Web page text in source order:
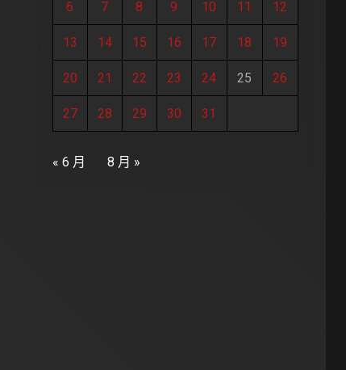
6 7 8 9 10 11 12
13 14 15 16 17 18 19
20 21 22 23 24 25 26
27 28 29 30 31
« 6 月 8 月 »